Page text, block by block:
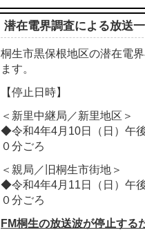
潜在電界調査による放送
桐生市黒保根地区の潜在電
ます。
【停止日時】
＜新里中継局／新里地区＞
◆令和4年4月10日（日）午
０分ごろ
＜親局／旧桐生市街地＞
◆令和4年4月11日（日）午
０分ごろ
FM桐生の放送波が停止する